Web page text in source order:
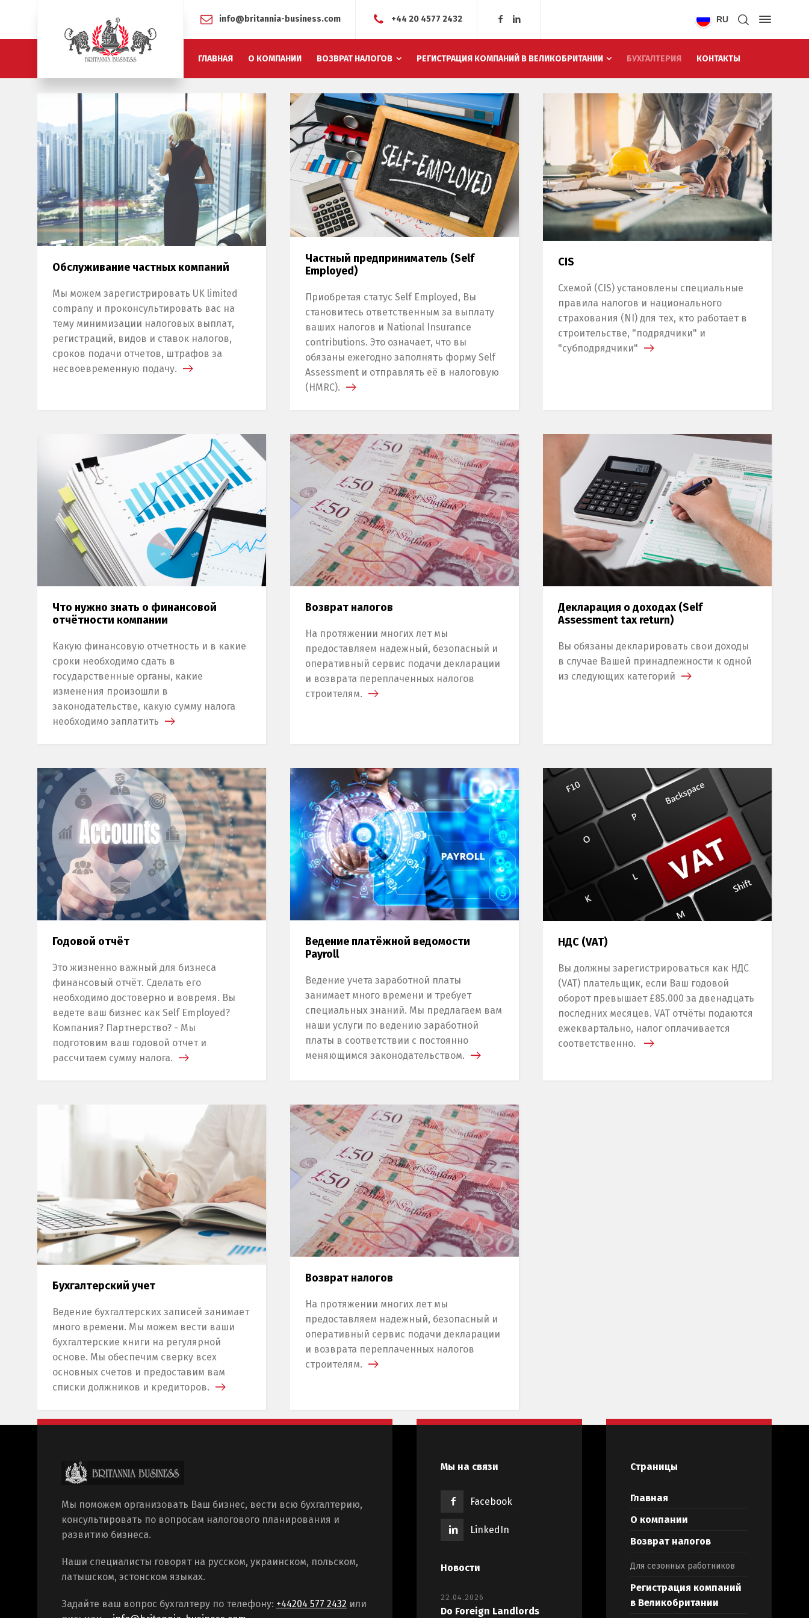
info@britannia-business.com +44 20 4577 2432 RU
ГЛАВНАЯ О КОМПАНИИ ВОЗВРАТ НАЛОГОВ РЕГИСТРАЦИЯ КОМПАНИЙ В ВЕЛИКОБРИТАНИИ БУХГАЛТЕРИЯ КОНТАКТЫ
Обcлуживание частных компаний
Мы можем зарегистрировать UK limited
company и проконсультировать вас на
тему минимизации налоговых выплат,
регистраций, видов и ставок налогов,
сроков подачи отчетов, штрафов за
несвоевременную подачу.
Частный предприниматель (Self
Employed)
Приобретая статус Self Employed, Вы
становитесь ответственным за выплату
ваших налогов и National Insurance
contributions. Это означает, что вы
обязаны ежегодно заполнять форму Self
Assessment и отправлять её в налоговую
(HMRC).
CIS
Схемой (CIS) установлены специальные
правила налогов и национального
страхования (NI) для тех, кто работает в
строительстве, "подрядчики" и
"субподрядчики"
Что нужно знать о финансовой
отчётности компании
Какую финансовую отчетность и в какие
сроки необходимо сдать в
государственные органы, какие
изменения произошли в
законодательстве, какую сумму налога
необходимо заплатить
Возврат налогов
На протяжении многих лет мы
предоставляем надежный, безопасный и
оперативный сервис подачи декларации
и возврата переплаченных налогов
строителям.
Декларация о доходах (Self
Assessment tax return)
Вы обязаны декларировать свои доходы
в случае Вашей принадлежности к одной
из следующих категорий
Годовой отчёт
Это жизненно важный для бизнеса
финансовый отчёт. Сделать его
необходимо достоверно и вовремя. Вы
ведете ваш бизнес как Self Employed?
Компания? Партнерство? - Мы
подготовим ваш годовой отчет и
рассчитаем сумму налога.
Ведение платёжной ведомости
Payroll
Ведение учета заработной платы
занимает много времени и требует
специальных знаний. Мы предлагаем вам
наши услуги по ведению заработной
платы в соответствии с постоянно
меняющимся законодательством.
НДС (VAT)
Вы должны зарегистрироваться как НДС
(VAT) плательщик, если Ваш годовой
оборот превышает £85.000 за двенадцать
последних месяцев. VAT отчёты подаются
ежеквартально, налог оплачивается
соответственно.
Бухгалтерский учет
Ведение бухгалтерских записей занимает
много времени. Мы можем вести ваши
бухгалтерские книги на регулярной
основе. Мы обеспечим сверку всех
основных счетов и предоставим вам
списки должников и кредиторов.
Возврат налогов
На протяжении многих лет мы
предоставляем надежный, безопасный и
оперативный сервис подачи декларации
и возврата переплаченных налогов
строителям.
Мы поможем организовать Ваш бизнес, вести всю бухгалтерию,
консультировать по вопросам налогового планирования и
развитию бизнеса.
Наши специалисты говорят на русском, украинском, польском,
латышском, эстонском языках.
Задайте ваш вопрос бухгалтеру по телефону: +44204 577 2432 или
Мы на связи
Facebook
LinkedIn
Новости
22.04.2026
Do Foreign Landlords
Страницы
Главная
О компании
Возврат налогов
Для сезонных работников
Регистрация компаний
в Великобритании
Switch The Language
Русский English